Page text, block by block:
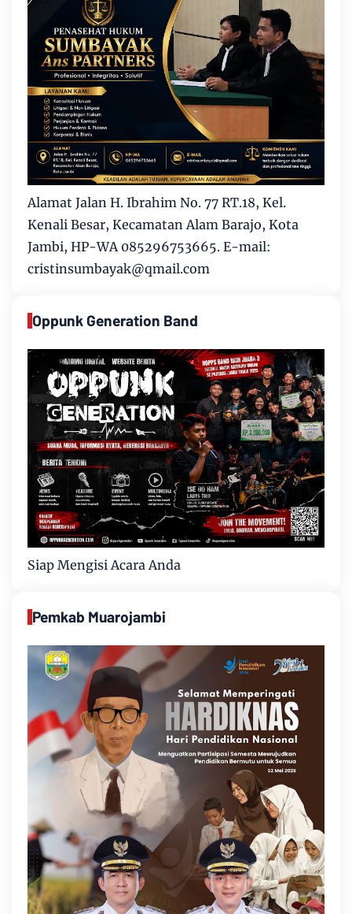
Alamat Jalan H. Ibrahim No. 77 RT.18, Kel.
Kenali Besar, Kecamatan Alam Barajo, Kota
Jambi, HP-WA 085296753665. E-mail:
cristinsumbayak@qmail.com
Oppunk Generation Band
Siap Mengisi Acara Anda
Pemkab Muarojambi